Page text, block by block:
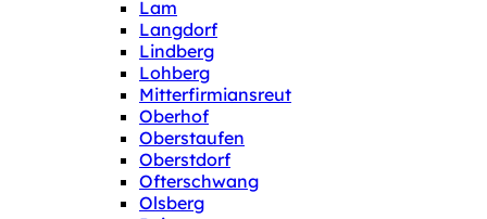
Lam
Langdorf
Lindberg
Lohberg
Mitterfirmiansreut
Oberhof
Oberstaufen
Oberstdorf
Ofterschwang
Olsberg